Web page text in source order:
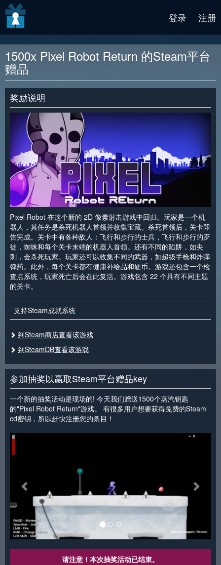
登录 注册
1500x Pixel Robot Return 的Steam平台
赠品
奖励说明
Pixel Robot 在这个新的 2D 像素射击游戏中回归。玩家是一个机
器人，其任务是杀死机器人首领并收集宝藏。杀死首领后，关卡即
告完成。关卡中有各种敌人：飞行和步行的士兵，飞行和步行的歹
徒，蜘蛛和每个关卡末端的机器人首领。还有不同的陷阱，如尖
刺，会杀死玩家。玩家还可以收集不同的武器，如超级手枪和炸弹
弹药。此外，每个关卡都有健康补给品和硬币。游戏还包含一个检
查点系统，玩家死亡后会在此复活。游戏包含 22 个具有不同主题
的关卡。
支持Steam成就系统
到Steam商店查看该游戏
到SteamDB查看该游戏
参加抽奖以赢取Steam平台赠品key
一个新的抽奖活动是现场的! 今天我们赠送1500个蒸汽钥匙
的"Pixel Robot Return"游戏。 有很多用户想要获得免费的Steam
cd密钥，所以赶快注册您的条目！
请注意！本次抽奖活动已结束。